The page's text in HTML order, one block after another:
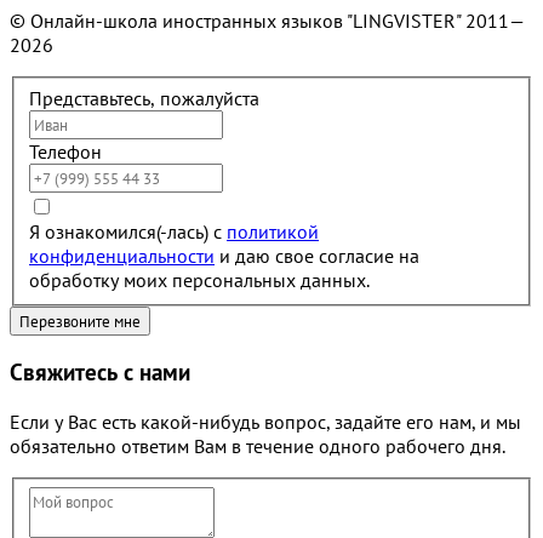
© Онлайн-школа иностранных языков "LINGVISTER" 2011—
2026
Представьтесь, пожалуйста
Телефон
Я ознакомился(-лась) с политикой
конфиденциальности и даю свое согласие на
обработку моих персональных данных.
Свяжитесь с нами
Если у Вас есть какой-нибудь вопрос, задайте его нам, и мы
обязательно ответим Вам в течение одного рабочего дня.